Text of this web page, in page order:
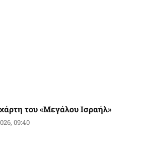
του «Μεγάλου Ισραήλ»
09:40